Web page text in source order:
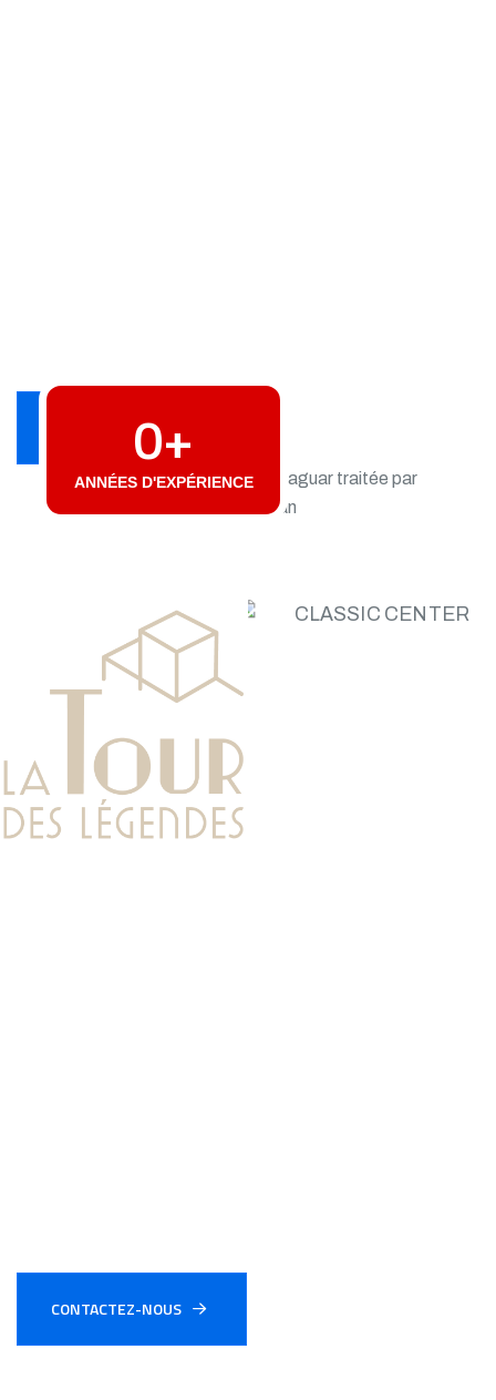
CONTACTEZ-NOUS
ANNÉES D'EXPÉRIENCE
0+
CONTACTEZ-NOUS